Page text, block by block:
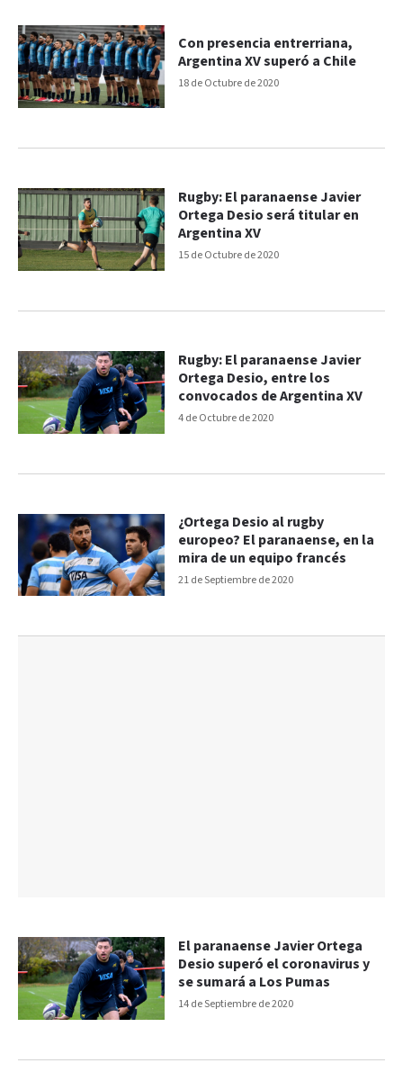
18 de Octubre de 2020
Con presencia entrerriana,
Argentina XV superó a Chile
15 de Octubre de 2020
Rugby: El paranaense Javier
Ortega Desio será titular en
Argentina XV
4 de Octubre de 2020
Rugby: El paranaense Javier
Ortega Desio, entre los
convocados de Argentina XV
21 de Septiembre de 2020
¿Ortega Desio al rugby
europeo? El paranaense, en la
mira de un equipo francés
14 de Septiembre de 2020
El paranaense Javier Ortega
Desio superó el coronavirus y
se sumará a Los Pumas